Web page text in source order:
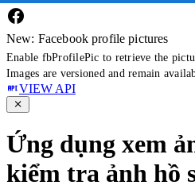
New: Facebook profile pictures
Enable fbProfilePic to retrieve the
Images are versioned and remain
VIEW API
Ứng dụng xem
kiểm tra ảnh hồ